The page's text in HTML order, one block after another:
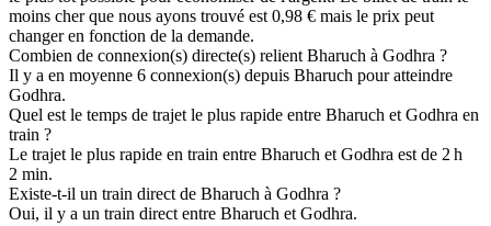
moins cher que nous ayons trouvé est 0,98 € mais le prix peut
changer en fonction de la demande.
Combien de connexion(s) directe(s) relient Bharuch à Godhra ?
Il y a en moyenne 6 connexion(s) depuis Bharuch pour atteindre
Godhra.
Quel est le temps de trajet le plus rapide entre Bharuch et Godhra en
train ?
Le trajet le plus rapide en train entre Bharuch et Godhra est de 2 h
2 min.
Existe-t-il un train direct de Bharuch à Godhra ?
Oui, il y a un train direct entre Bharuch et Godhra.